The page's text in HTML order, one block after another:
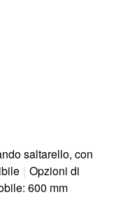
saltarello, con
| Opzioni di
600 mm